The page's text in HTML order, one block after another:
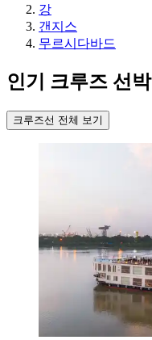
강
갠지스
무르시다바드
인기 크루즈 선박
크루즈선 전체 보기